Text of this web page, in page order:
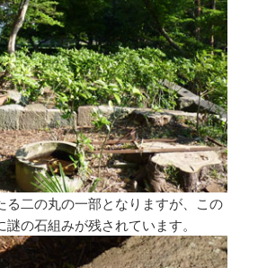
る二の丸の一部となりますが、この
の石組みが残されています。